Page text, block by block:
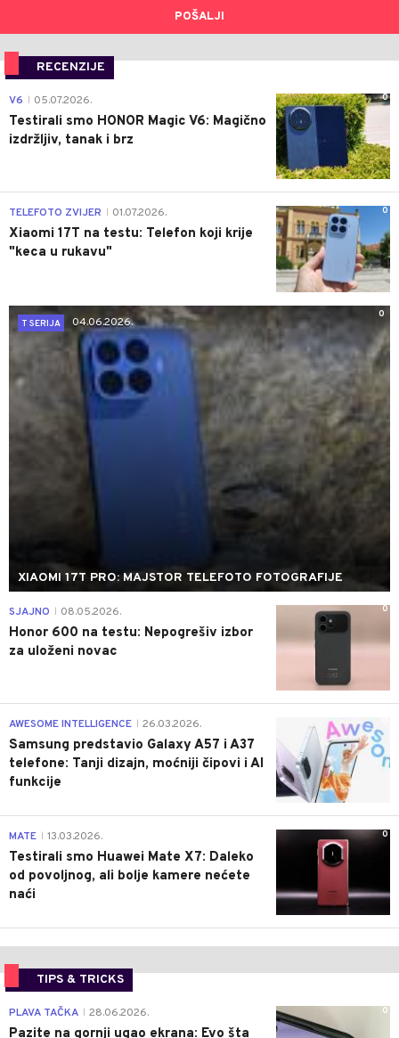
POŠALJI
RECENZIJE
0
V6 05.07.2026.
Testirali smo HONOR Magic V6: Magično
izdržljiv, tanak i brz
0
TELEFOTO ZVIJER 01.07.2026.
Xiaomi 17T na testu: Telefon koji krije
"keca u rukavu"
0
T SERIJA
04.06.2026.
XIAOMI 17T PRO: MAJSTOR TELEFOTO FOTOGRAFIJE
0
SJAJNO 08.05.2026.
Honor 600 na testu: Nepogrešiv izbor
za uloženi novac
AWESOME INTELLIGENCE 26.03.2026.
Samsung predstavio Galaxy A57 i A37
telefone: Tanji dizajn, moćniji čipovi i AI
funkcije
0
MATE 13.03.2026.
Testirali smo Huawei Mate X7: Daleko
od povoljnog, ali bolje kamere nećete
naći
TIPS & TRICKS
0
PLAVA TAČKA 28.06.2026.
Pazite na gornji ugao ekrana: Evo šta